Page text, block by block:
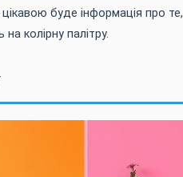
буде інформація про те,
на колірну палітру.